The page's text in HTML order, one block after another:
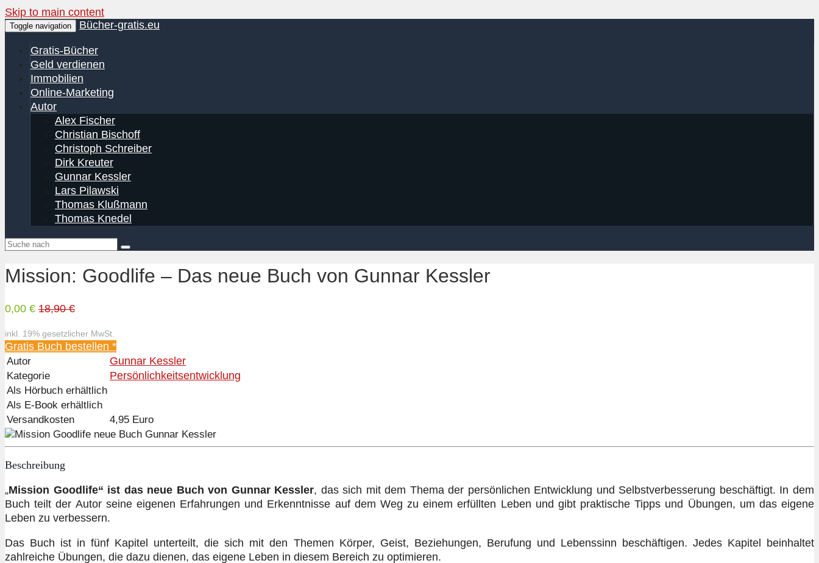
Skip to main content
Toggle navigation Bücher-gratis.eu
Gratis-Bücher
Geld verdienen
Immobilien
Online-Marketing
Autor
Alex Fischer
Christian Bischoff
Christoph Schreiber
Dirk Kreuter
Gunnar Kessler
Lars Pilawski
Thomas Klußmann
Thomas Knedel
Mission: Goodlife – Das neue Buch von Gunnar Kessler
0,00 € 18,90 €
inkl. 19% gesetzlicher MwSt.
Gratis Buch bestellen *
Autor Gunnar Kessler
Kategorie Persönlichkeitsentwicklung
Als Hörbuch erhältlich
Als E-Book erhältlich
Versandkosten
4,95 Euro
Beschreibung
„Mission Goodlife“ ist das neue Buch von Gunnar Kessler, das sich mit dem Thema der persönlichen Entwicklung und Selbstverbesserung beschäftigt. In dem
Buch teilt der Autor seine eigenen Erfahrungen und Erkenntnisse auf dem Weg zu einem erfüllten Leben und gibt praktische Tipps und Übungen, um das eigene
Leben zu verbessern.
Das Buch ist in fünf Kapitel unterteilt, die sich mit den Themen Körper, Geist, Beziehungen, Berufung und Lebenssinn beschäftigen. Jedes Kapitel beinhaltet
zahlreiche Übungen, die dazu dienen, das eigene Leben in diesem Bereich zu optimieren.